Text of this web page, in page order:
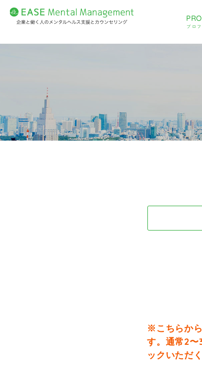
プロ
※こちらか
す。通常2〜
ックいただ